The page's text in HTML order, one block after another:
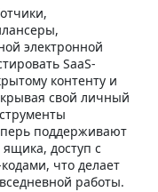
электронной
SaaS-
контенту и
свой личный
поддерживают
доступ с
что делает
работы.